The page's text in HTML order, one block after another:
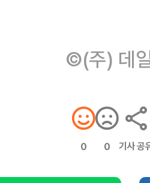
©(주) 데
0 0 기사 공